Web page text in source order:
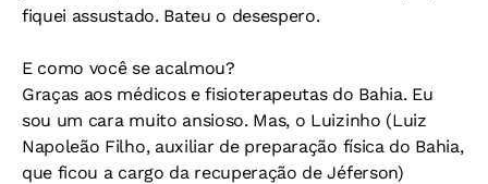
fiquei assustado. Bateu o desespero.
E como você se acalmou?
Graças aos médicos e fisioterapeutas do Bahia. Eu
sou um cara muito ansioso. Mas, o Luizinho (Luiz
Napoleão Filho, auxiliar de preparação física do Bahia,
que ficou a cargo da recuperação de Jéferson)